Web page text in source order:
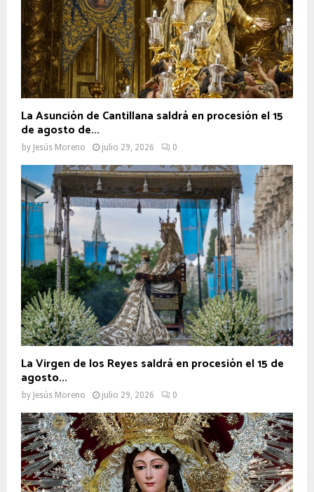
La Asunción de Cantillana saldrá en procesión el 15
de agosto de...
by Jesús Moreno julio 29, 2026 0
La Virgen de los Reyes saldrá en procesión el 15 de
agosto...
by Jesús Moreno julio 29, 2026 0